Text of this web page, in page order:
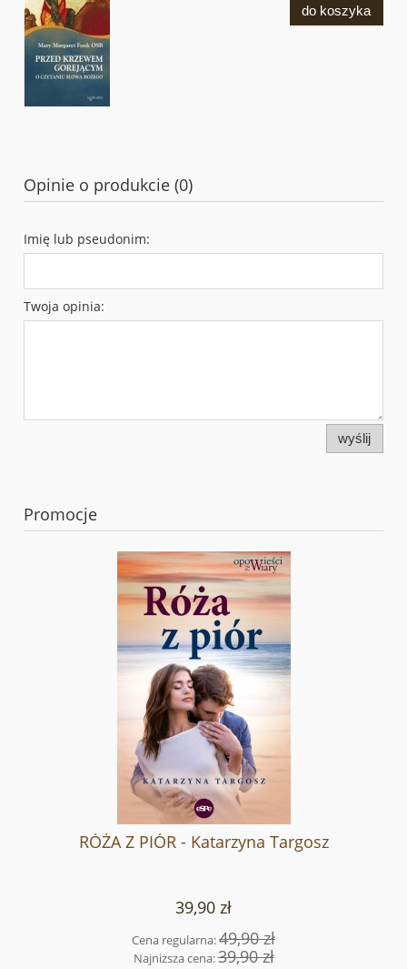
do koszyka
Opinie o produkcie (0)
Imię lub pseudonim:
Twoja opinia:
wyślij
Promocje
RÓŻA Z PIÓR - Katarzyna Targosz
39,90 zł
Cena regularna:49,90 zł
Najniższa cena:39,90 zł